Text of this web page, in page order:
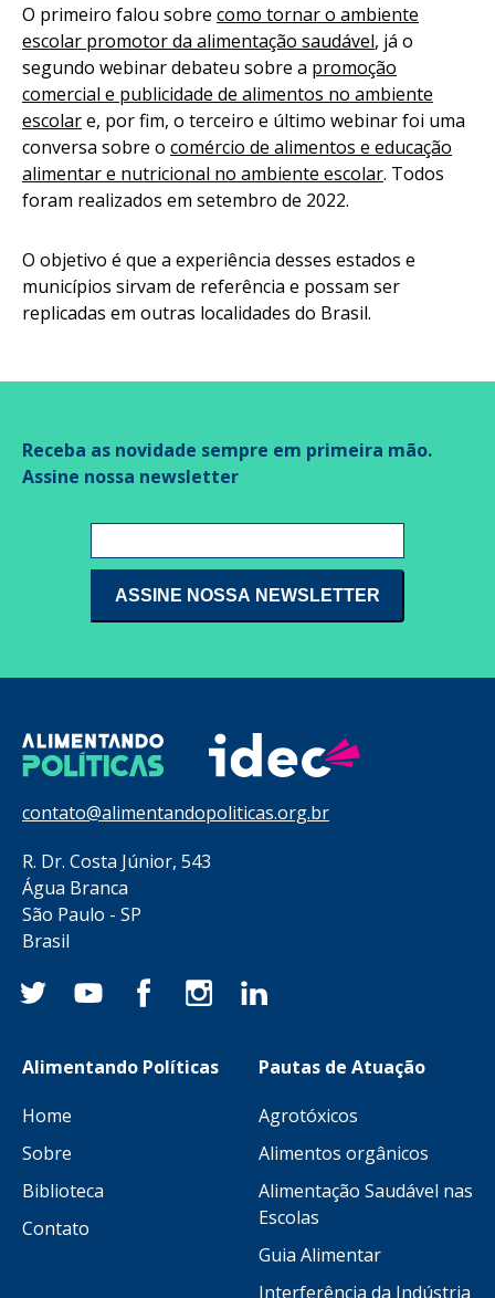
O primeiro falou sobre como tornar o ambiente
escolar promotor da alimentação saudável, já o
segundo webinar debateu sobre a promoção
comercial e publicidade de alimentos no ambiente
escolare, por fim, o terceiro e último webinar foi uma
conversa sobre o comércio de alimentos e educação
alimentar e nutricional no ambiente escolar. Todos
foram realizados em setembro de 2022.
O objetivo é que a experiência desses estados e
municípios sirvam de referência e possam ser
replicadas em outras localidades do Brasil.
Receba as novidade sempre em primeira mão.
Assine nossa newsletter
contato@alimentandopoliticas.org.br
R. Dr. Costa Júnior, 543
Água Branca
São Paulo - SP
Brasil
Alimentando Políticas
Home
Sobre
Biblioteca
Contato
Pautas de Atuação
Agrotóxicos
Alimentos orgânicos
Alimentação Saudável nas
Escolas
Guia Alimentar
Interferência da Indústria